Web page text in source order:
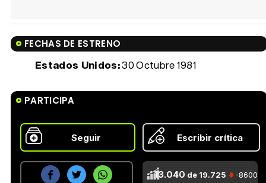
FECHAS DE ESTRENO
Estados Unidos:30 Octubre 1981
PARTICIPA
Seguir Escribir crítica
13.040 de 19.725 -8600